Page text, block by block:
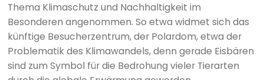
Thema Klimaschutz und Nachhaltigkeit im
Besonderen angenommen. So etwa widmet sich das
künftige Besucherzentrum, der Polardom, etwa der
Problematik des Klimawandels, denn gerade Eisbären
sind zum Symbol für die Bedrohung vieler Tierarten